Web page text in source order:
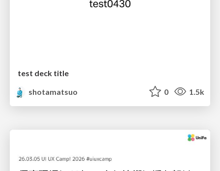
test deck title
shotamatsuo
0 1.5k